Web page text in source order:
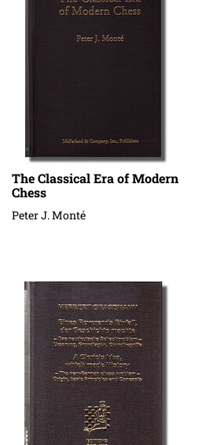
The Classical Era of Modern
Chess
Peter J. Monté